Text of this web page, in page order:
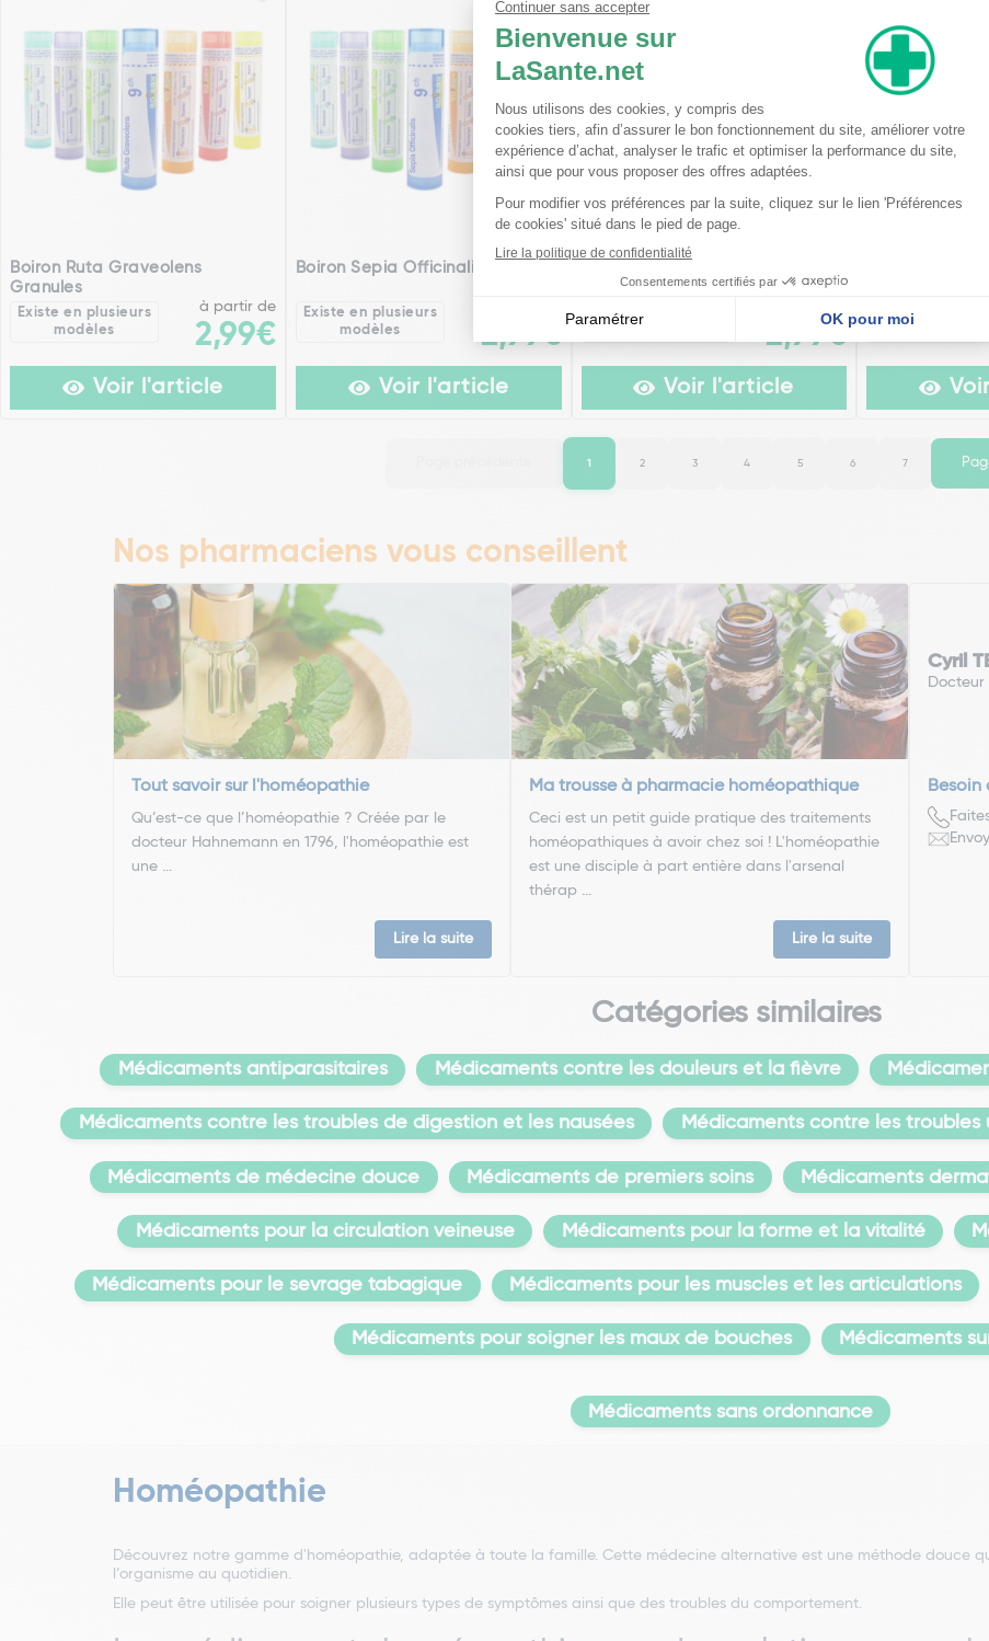
Boiron Ruta Graveolens
Granules
Existe en plusieurs
modèles
à partir de
2,99€
Voir l'article
Boiron Sepia Officinalis Granules
Existe en plusieurs
modèles
2,99€
Voir l'article
Granules
Existe en plusieurs
2,99€
Voir l'article
Boiron Carbo
Existe en
1 2 3 4 5 6 7
Nos pharmaciens vous conseillent
Tout savoir sur l'homéopathie
Qu’est-ce que l’homéopathie ? Créée par le
docteur Hahnemann en 1796, l'homéopathie est
une ...
Lire la suite
Ma trousse à pharmacie homéopathique
Ceci est un petit guide pratique des traitements
homéopathiques à avoir chez soi ! L'homéopathie
est une disciple à part entière dans l'arsenal
thérap ...
Lire la suite
Cyril
Besoin
Catégories similaires
Médicaments antiparasitaires Médicaments contre les douleurs et la fièvre
Médicaments contre les troubles de digestion et les nausées Médicaments contre les troubles
Médicaments de médecine douce Médicaments de premiers soins Médicaments
Médicaments pour la circulation veineuse Médicaments pour la forme et la vitalité
Médicaments pour le sevrage tabagique Médicaments pour les muscles et les articulations
Médicaments pour soigner les maux de bouches Médicaments
Médicaments sans ordonnance
Homéopathie
Découvrez notre gamme d'homéopathie, adaptée à toute la famille. Cette médecine alternative est une méthode douce
l’organisme au quotidien.
Elle peut être utilisée pour soigner plusieurs types de symptômes ainsi que des troubles du comportement.